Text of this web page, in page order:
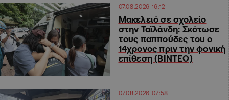
07.08.2026 16:12
Μακελειό σε σχολείο
στην Ταϊλάνδη: Σκότωσε
τους παππούδες του ο
14χρονος πριν την φονική
επίθεση (ΒΙΝΤΕΟ)
07.08.2026 07:58